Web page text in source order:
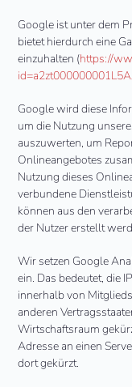
Google ist unter dem
bietet hierdurch eine
einzuhalten (https://
Google wird diese
um die Nutzung
auszuwerten, um
Onlineangebotes
Nutzung dieses
verbundene
können aus den
der Nutzer erstellt
Wir setzen Google
ein. Das bedeutet, die
innerhalb von
anderen
Wirtschaftsraum
Adresse an einen
dort gekürzt.